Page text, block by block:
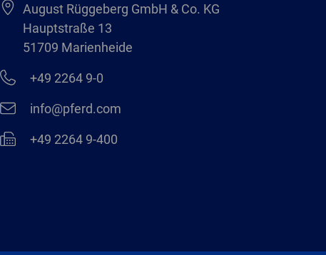
August Rüggeberg GmbH & Co. KG
Hauptstraße 13
51709 Marienheide
+49 2264 9-0
info@pferd.com
+49 2264 9-400